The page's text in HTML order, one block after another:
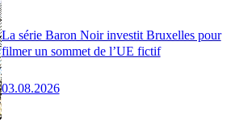
La série Baron Noir investit Bruxelles pour
filmer un sommet de l’UE fictif
03.08.2026